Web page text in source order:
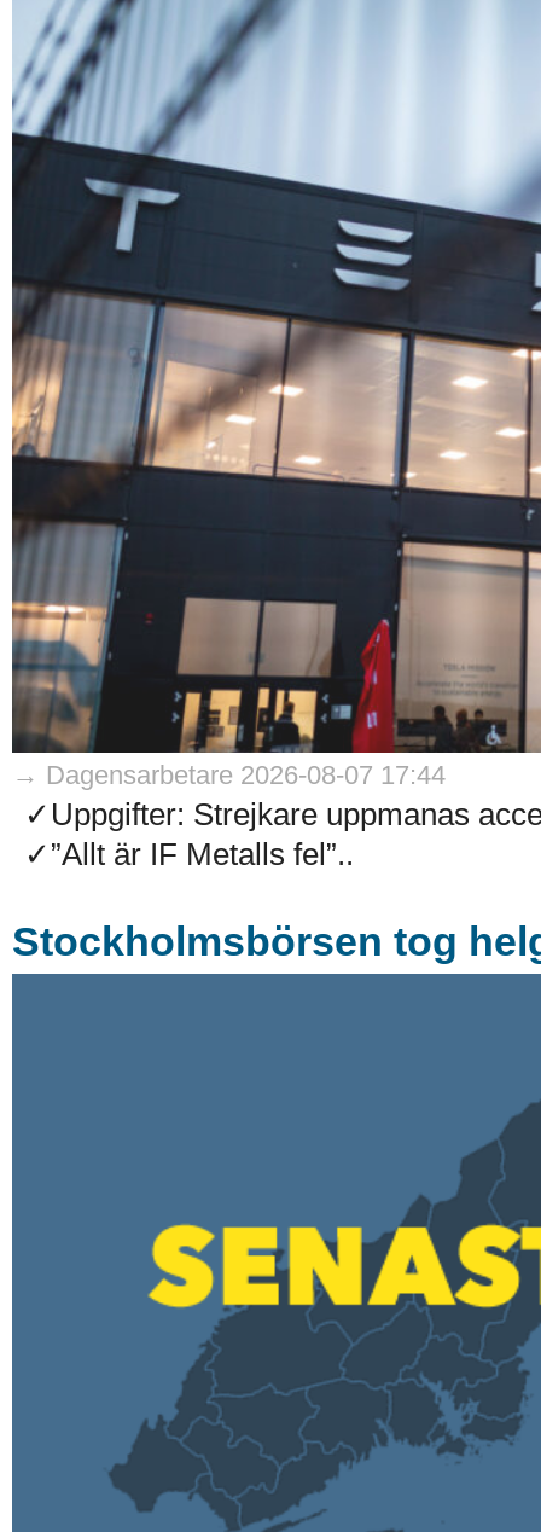
→ Dagensarbetare 2026-08-07 17:44
✓Uppgifter: Strejkare uppmanas
✓”Allt är IF Metalls fel”..
Stockholmsbörsen tog